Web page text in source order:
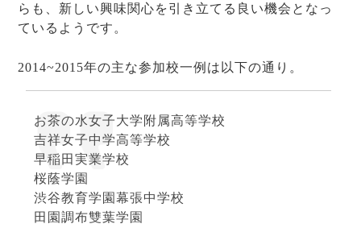
らも、新しい興味関心を引き立てる良い機会となっ
ているようです。
2014~2015年の主な参加校一例は以下の通り。
お茶の水女子大学附属高等学校
吉祥女子中学高等学校
早稲田実業学校
桜蔭学園
渋谷教育学園幕張中学校
田園調布雙葉学園